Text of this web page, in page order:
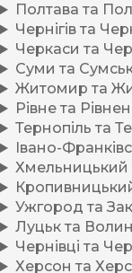
Полтава та
Чернігів та
Черкаси та
Суми та
Житомир та
Рівне та
Тернопіль та
Івано-
Хмельницький
Ужгород та
Луцьк та
Чернівці та
Херсон та